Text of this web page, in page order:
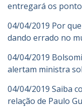
entregará os
04/04/2019 Por
dando errado no
04/04/2019
alertam ministra
04/04/2019 Saiba
relação de Paulo